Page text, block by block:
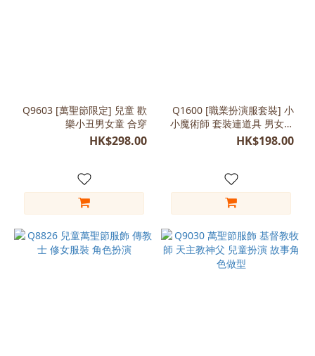
Q9603 [萬聖節限定] 兒童 歡
樂小丑男女童 合穿
HK$298.00
Q1600 [職業扮演服套裝] 小
小魔術師 套裝連道具 男女童
角色做型
HK$198.00